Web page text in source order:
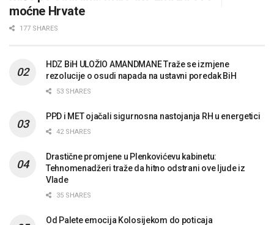
moćne Hrvate
177 SHARES
HDZ BiH ULOŽIO AMANDMANE Traže se izmjene
rezolucije o osudi napada na ustavni poredak BiH
53 SHARES
PPD i MET ojačali sigurnosna nastojanja RH u energetici
42 SHARES
Drastične promjene u Plenkovićevu kabinetu:
Tehnomenadžeri traže da hitno odstrani ove ljude iz
Vlade
35 SHARES
Od Palete emocija Kolosijekom do poticaja